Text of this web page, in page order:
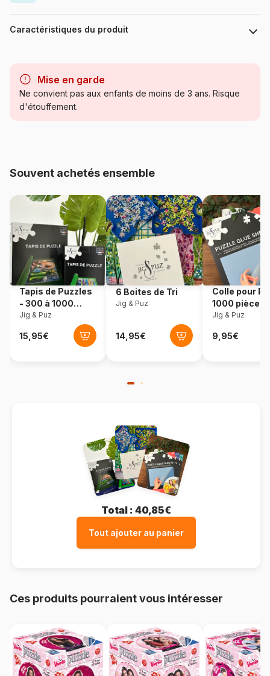
Caractéristiques du produit
Catégorie
Ravensburger-79784-11918-02
Nombre de pièces 54 pièces
Dimensions 7 x 7 cm
Mise en garde
Ne convient pas aux enfants de moins de 3 ans. Risque
d'étouffement.
Souvent achetés ensemble
Tapis de Puzzles
- 300 à 1000
pièces
Jig & Puz
6 Boites de Tri
Jig & Puz
Colle pour
1000 pièces
Jig & Puz
Total : 40,85€
Tout ajouter au panier
Ces produits pourraient vous intéresser